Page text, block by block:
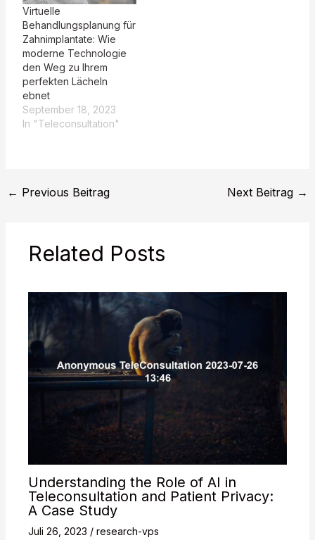
Knochenaufbau
geholfen, perfekte
Implantate zu
bekommen. Das
freundliche Personal hat
mir jede Angst
genommen. Ich…
Virtuelle
Behandlungsplanung für
Zahnimplantate: Wie
moderne Technologie
den Weg zu Ihrem
perfekten Lächeln
ebnet
September 18, 2023
In "Teleconsultation"
← Previous Beitrag Next Beitrag →
Related Posts
Understanding the Role of AI in
Teleconsultation and Patient Privacy:
A Case Study
Juli 26, 2023 /research-vps